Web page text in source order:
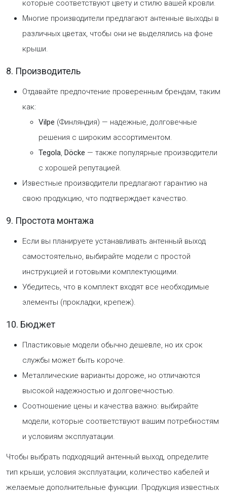
которые соответствуют цвету и стилю вашей кровли.
Многие производители предлагают антенные выходы в
различных цветах, чтобы они не выделялись на фоне
крыши.
8. Производитель
Отдавайте предпочтение проверенным брендам, таким
как:
Vilpe (Финляндия) — надежные, долговечные
решения с широким ассортиментом.
Tegola, Döcke — также популярные производители
с хорошей репутацией.
Известные производители предлагают гарантию на
свою продукцию, что подтверждает качество.
9. Простота монтажа
Если вы планируете устанавливать антенный выход
самостоятельно, выбирайте модели с простой
инструкцией и готовыми комплектующими.
Убедитесь, что в комплект входят все необходимые
элементы (прокладки, крепеж).
10. Бюджет
Пластиковые модели обычно дешевле, но их срок
службы может быть короче.
Металлические варианты дороже, но отличаются
высокой надежностью и долговечностью.
Соотношение цены и качества важно: выбирайте
модели, которые соответствуют вашим потребностям
и условиям эксплуатации.
Чтобы выбрать подходящий антенный выход, определите
тип крыши, условия эксплуатации, количество кабелей и
желаемые дополнительные функции. Продукция известных